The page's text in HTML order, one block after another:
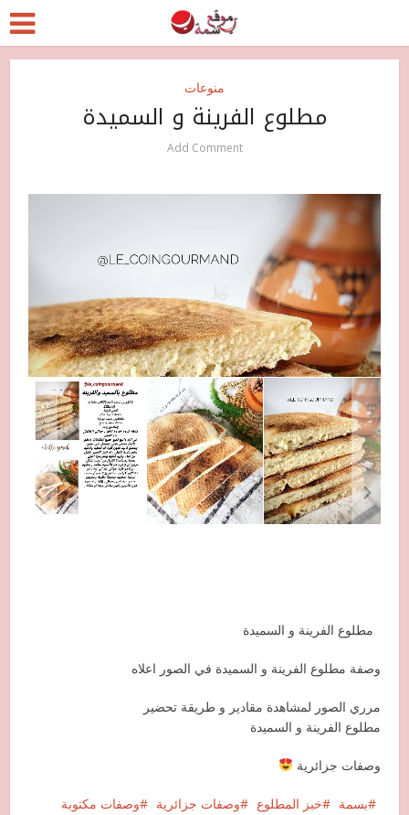
منوعات
مطلوع الفرينة و السميدة
Add Comment
مطلوع الفرينة و السميدة
وصفة مطلوع الفرينة و السميدة في الصور اعلاه
مرري الصور لمشاهدة مقادير و طريقة تحضير
مطلوع الفرينة و السميدة
وصفات جزائرية
بسمة خبز المطلوع وصفات جزائرية وصفات مكتوبة